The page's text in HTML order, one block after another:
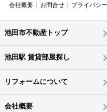
会社概要
お問合せ プライバシ
池田市不動産トップ
池田駅 賃貸部屋探し
リフォームについて
会社概要